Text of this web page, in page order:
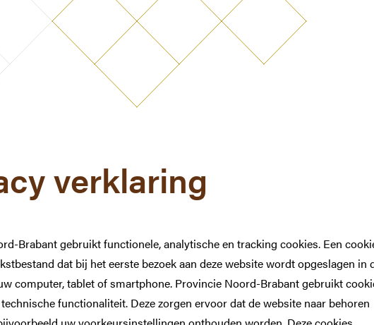
verklaring
Brabant gebruikt functionele, analytische en tracking cookies. Een
dat bij het eerste bezoek aan deze website wordt opgeslagen in
computer, tablet of smartphone. Provincie Noord-Brabant gebruikt
functionaliteit. Deze zorgen ervoor dat de website naar behoren